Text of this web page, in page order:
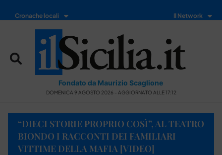
Cronache locali Il Network
Fondato da Maurizio Scaglione
DOMENICA 9 AGOSTO 2026 - AGGIORNATO ALLE 17:12
“DIECI STORIE PROPRIO COSÌ”, AL TEATRO
BIONDO I RACCONTI DEI FAMILIARI
VITTIME DELLA MAFIA [VIDEO]